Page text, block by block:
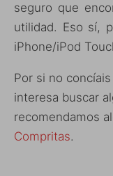
seguro que
utilidad. Eso sí,
iPhone/iPod
Por si no
interesa buscar
recomendamos
Compritas.